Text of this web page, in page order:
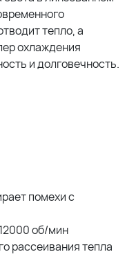
тепло, а
охлаждения
и долговечность.
помехи с
об/мин
рассеивания тепла